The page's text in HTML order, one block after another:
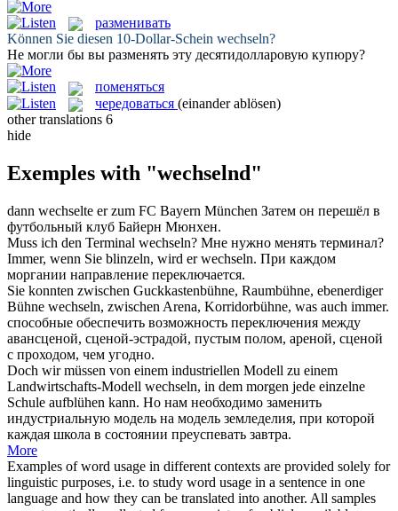
разменивать
Können Sie diesen 10-Dollar-Schein wechseln?
Не могли бы вы разменять эту десятидолларовую купюру?
поменяться
чередоваться (einander ablösen)
other translations 6
hide
Exemples with "wechselnd"
dann wechselte er zum FC Bayern München Затем он перешёл в
футбольный клуб Байерн Мюнхен.
Muss ich den Terminal wechseln? Мне нужно менять терминал?
Immer, wenn Sie blinzeln, wird erwechseln. При каждом
моргании направление переключается.
Sie konnten zwischen Guckkastenbühne, Raumbühne, ebenerdiger
Bühne wechseln, zwischen Arena, Korridorbühne, was auch immer.
способные обеспечить возможность переключения между
авансценой, сценой-эстрадой, пустым полом, ареной, сценой
с проходом, чем угодно.
Doch wir müssen von einem industriellen Modell zu einem
Landwirtschafts-Modell wechseln, in dem morgen jede einzelne
Schule aufblühen kann. Но нам необходимо заменить
индустриальную модель на модель земледелия, при которой
каждая школа в состоянии преуспевать завтра.
More
Examples of word usage in different contexts are provided solely for
linguistic purposes, i.e. to study word usage in a sentence in one
language and how they can be translated into another. All samples